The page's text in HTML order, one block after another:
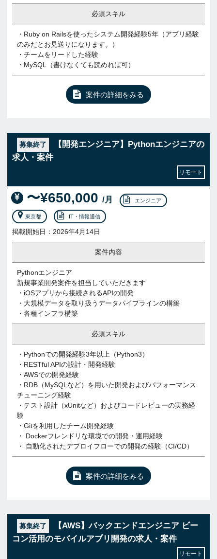
必須スキル
・Ruby on Railsを使ったシステム開発経験5年（アプリ経験
のみだとお見送りになります。）
・チームをリードした経験
・MySQL（書けなくても読めれば可）
案件の詳細をみる
募集終了
【開発エンジニア】Pythonエンジニアの
求人・案件
リモート
〜¥650,000 /月 エンジニア
東京都 IT・情報通信
掲載開始日：2026年4月14日
案件内容
Pythonエンジニア
新規事業開発案件を担当していただきます
・iOSアプリから接続されるAPIの開発
・大規模データを取り扱うデータパイプラインの構築
・各種インフラ構築
必須スキル
・Pythonでの開発経験3年以上（Python3）
・RESTful APIの設計・開発経験
・AWSでの開発経験
・RDB（MySQLなど）を用いた開発およびパフォーマンス
チューニング経験
・テスト設計（xUnitなど）およびコードレビューの実務経
験
・Gitを利用したチーム開発経験
・ Dockerフレンドリな環境での開発・運用経験
・ 自動化されたデプロイフローでの開発の経験（CI/CD）
案件の詳細をみる
募集終了
【AWS】バックエンドエンジニア ビー
コン活用のモバイルアプリ開発の求人・案件
リモート